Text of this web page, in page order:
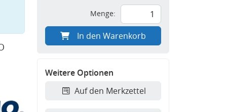
Menge:
In den Warenkorb
Weitere Optionen
Auf den Merkzettel